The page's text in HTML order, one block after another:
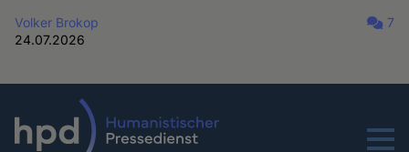
Volker Brokop
24.07.2026
7
Menu